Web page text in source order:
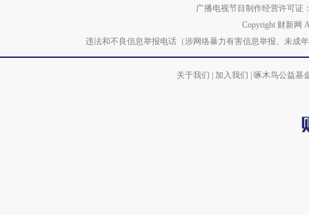
广播电视节目制作经营许可证
Copyright 财新网
违法和不良信息举报电话（涉网络暴力有害信息举报、未成
关于我们 加入我们 啄木鸟公益基